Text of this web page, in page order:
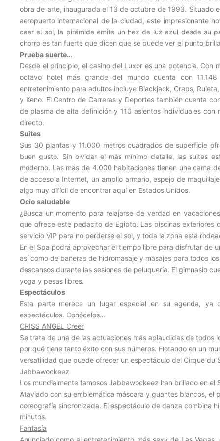
obra de arte, inaugurada el 13 de octubre de 1993. Situado
aeropuerto internacional de la ciudad, este impresionante
caer el sol, la pirámide emite un haz de luz azul desde su
chorro es tan fuerte que dicen que se puede ver el punto
Prueba suerte…
Desde el principio, el casino del Luxor es una potencia. Con
octavo hotel más grande del mundo cuenta con
entretenimiento para adultos incluye Blackjack, Craps,
y Keno. El Centro de Carreras y Deportes también cuenta
de plasma de alta definición y 110 asientos individuales
directo.
Suites
Sus 30 plantas y 11.000 metros cuadrados de superficie
buen gusto. Sin olvidar el más mínimo detalle, las suites
moderno. Las más de 4.000 habitaciones tienen una cama
de acceso a Internet, un amplio armario, espejo de
algo muy difícil de encontrar aquí en Estados Unidos.
Ocio saludable
¿Busca un momento para relajarse de verdad en
que ofrece este pedacito de Egipto. Las piscinas exteriores
servicio VIP para no perderse el sol, y toda la zona está
En el Spa podrá aprovechar el tiempo libre para disfrutar de
así como de bañeras de hidromasaje y masajes para todos
descansos durante las sesiones de peluquería. El gimnasio
yoga y pesas libres.
Espectáculos
Esta parte merece un lugar especial en su agenda, ya
espectáculos. Conócelos…
CRISS ANGEL Creer
Se trata de una de las actuaciones más aplaudidas de todos
por qué tiene tanto éxito con sus números. Flotando en un
versatilidad que puede ofrecer un espectáculo del Cirque du
Jabbawockeez
Los mundialmente famosos Jabbawockeez han brillado en
Ataviado con su emblemática máscara y guantes blancos,
coreografía sincronizada. El espectáculo de danza combina
minutos.
Fantasía
Anunciado como el entretenimiento más sexy de Las